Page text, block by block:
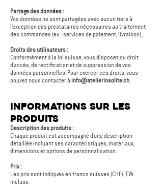
Partage des données :
Vos données ne sont partagées avec aucun tiers à
l’exception des prestataires nécessaires au traitement
des commandes (ex. : services de paiement, livraison).
Droits des utilisateurs :
Conformément à la loi suisse, vous disposez du droit
d’accès, de rectification et de suppression de vos
données personnelles. Pour exercer ces droits, vous
pouvez nous contacter à info@atelierinsolite.ch.
Informations sur les
produits
Description des produits :
Chaque produit est accompagné d’une description
détaillée incluant ses caractéristiques, matériaux,
dimensions et options de personnalisation.
Prix :
Les prix sont indiqués en francs suisses (CHF), TVA
incluse.